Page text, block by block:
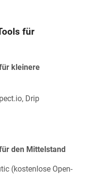
für
kleinere
Drip
den Mittelstand
(kostenlose Open-